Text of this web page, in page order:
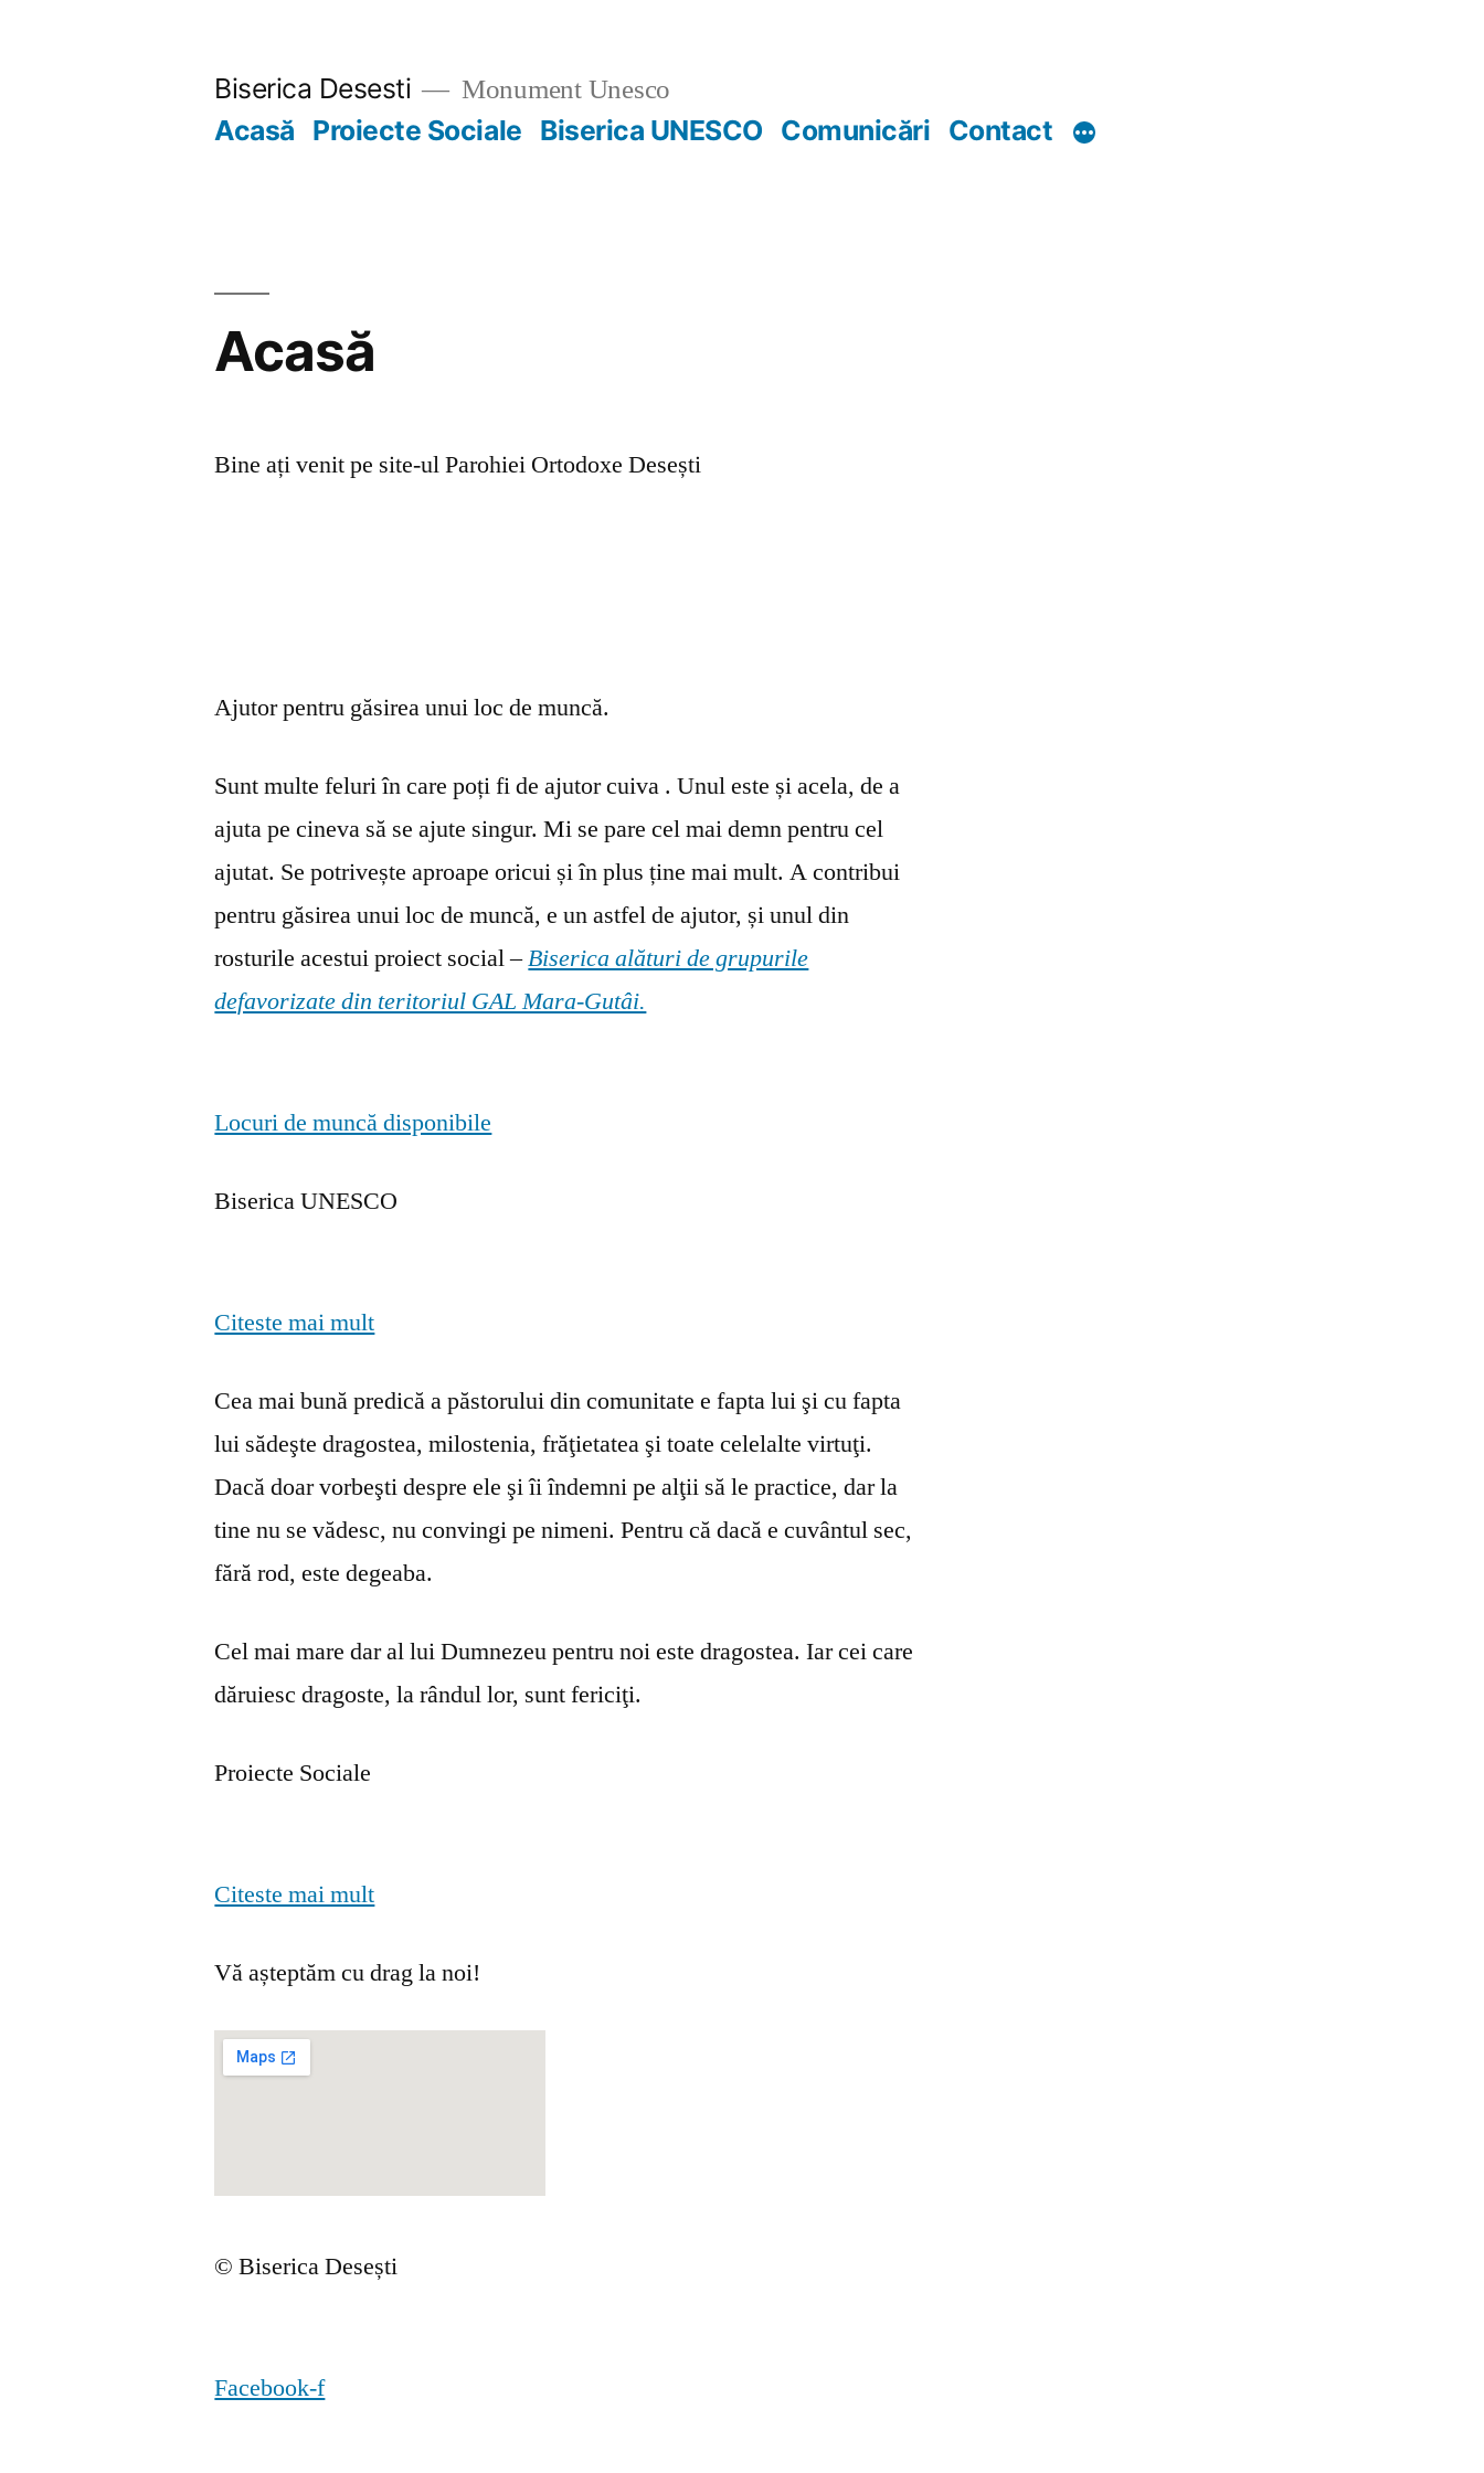
Biserica Desesti Monument Unesco
Acasă Proiecte Sociale Biserica UNESCO Comunicări Contact
Acasă
Bine ați venit pe site-ul Parohiei Ortodoxe Desești
Ajutor pentru găsirea unui loc de muncă.
Sunt multe feluri în care poți fi de ajutor cuiva . Unul este și acela, de a
ajuta pe cineva să se ajute singur. Mi se pare cel mai demn pentru cel
ajutat. Se potrivește aproape oricui și în plus ține mai mult. A contribui
pentru găsirea unui loc de muncă, e un astfel de ajutor, și unul din
rosturile acestui proiect social –Biserica alături de grupurile
defavorizate din teritoriul GAL Mara-Gutâi.
Locuri de muncă disponibile
Biserica UNESCO
Citeste mai mult
Cea mai bună predică a păstorului din comunitate e fapta lui şi cu fapta
lui sădeşte dragostea, milostenia, frăţietatea şi toate celelalte virtuţi.
Dacă doar vorbeşti despre ele şi îi îndemni pe alţii să le practice, dar la
tine nu se vă­desc, nu convingi pe nimeni. Pentru că dacă e cuvântul sec,
fără rod, este degeaba.
Cel mai mare dar al lui Dumnezeu pentru noi este dragostea. Iar cei care
dăruiesc dragoste, la rândul lor, sunt fericiţi.
Proiecte Sociale
Citeste mai mult
Vă așteptăm cu drag la noi!
© Biserica Desești
Facebook-f